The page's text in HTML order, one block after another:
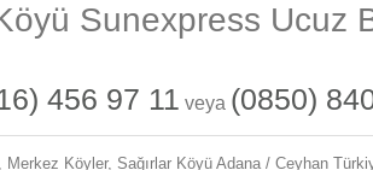
Sunexpress Ucuz
456 97 11 veya (0850)
, Merkez Köyler, Sağırlar Köyü Adana / Ceyhan